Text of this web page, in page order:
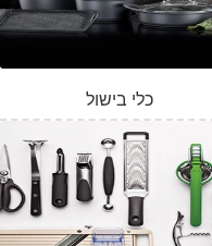
כלי בישול